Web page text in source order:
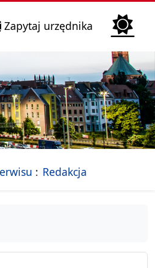
Zapytaj urzędnika Biura
- drzewko rozdziałów
Redakcja